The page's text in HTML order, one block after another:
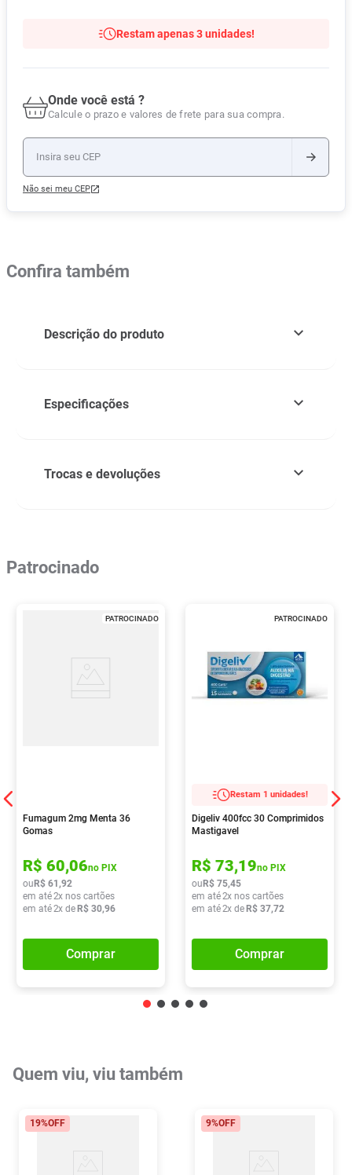
Restam apenas 3 unidades!
Onde você está ?
Calcule o prazo e valores de frete para sua compra.
Não sei meu CEP
Confira também
Descrição do produto
Especificações
Trocas e devoluções
Patrocinado
PATROCINADO
Fumagum 2mg Menta 36
Gomas
R$ 60,06no PIX
ou R$ 61 ,92
em até2x nos cartões
em até2x de R$ 30,96
Comprar
PATROCINADO
Restam 1 unidades!
Digeliv 400fcc 30 Comprimidos
Mastigavel
R$ 73,19no PIX
ou R$ 75,45
em até2x nos cartões
em até2x de R$ 37,72
Comprar
Quem viu, viu também
19%OFF 9%OFF